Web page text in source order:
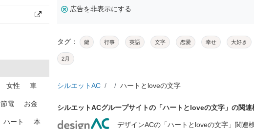
女性 車
節電 お金
ハート 本
広告を非表示にする
タグ： 鍵 行事 英語 文字 恋愛 幸せ 大好き
2月
シルエットAC ハートとloveの文字
シルエットACグループサイトの「ハートとloveの文字」の関連
デザインACの「ハートとloveの文字」関連